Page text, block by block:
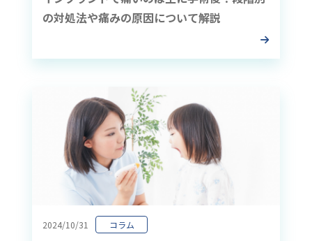
の対処法や痛みの原因について解説
2024/10/31 コラム